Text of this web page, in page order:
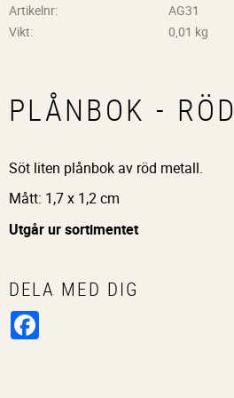
Artikelnr
AG31
Vikt
0,01 kg
PLÅNBOK - RÖD
Söt liten plånbok av röd metall.
Mått: 1,7 x 1,2 cm
Utgår ur sortimentet
DELA MED DIG